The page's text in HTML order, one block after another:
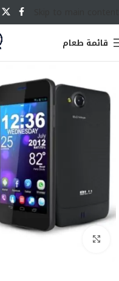
قائمة طعام
انقر للتكبير